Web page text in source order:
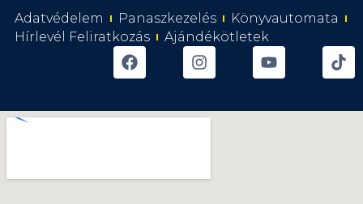
Adatvédelem Panaszkezelés
Könyvautomata
Hírlevél Feliratkozás
Ajándékötletek